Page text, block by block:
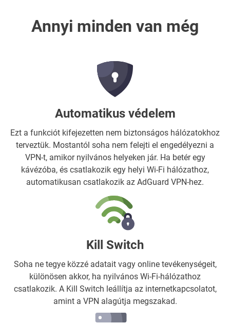
Annyi minden van még
Automatikus védelem
Ezt a funkciót kifejezetten nem biztonságos hálózatokhoz
terveztük. Mostantól soha nem felejti el engedélyezni a
VPN-t, amikor nyilvános helyeken jár. Ha betér egy
kávézóba, és csatlakozik egy helyi Wi-Fi hálózathoz,
automatikusan csatlakozik az AdGuard VPN-hez.
Kill Switch
Soha ne tegye közzé adatait vagy online tevékenységeit,
különösen akkor, ha nyilvános Wi-Fi-hálózathoz
csatlakozik. A Kill Switch leállítja az internetkapcsolatot,
amint a VPN alagútja megszakad.